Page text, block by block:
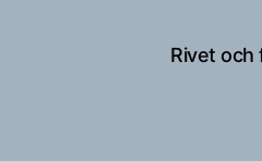
Rivet och